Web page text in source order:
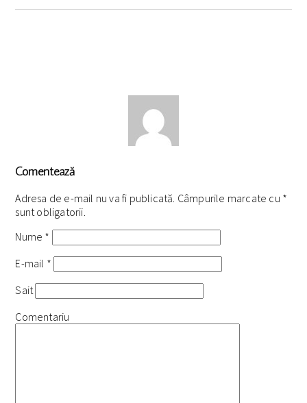
Comentează
Adresa de e-mail nu va fi publicată. Câmpurile marcate cu *
sunt obligatorii.
Nume *
E-mail *
Sait
Comentariu